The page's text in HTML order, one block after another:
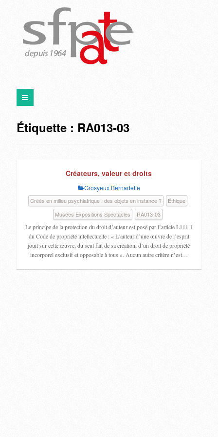
Étiquette : RA013-03
Créateurs, valeur et droits
Grosyeux Bernadette
Créés en milieu psychiatrique : des objets en instance ?
Éthique
Musées Expositions Spectacles
RA013-03
Le principe de la protection du droit d’auteur est posé par l’article L111.1
du Code de propriété intellectuelle : « L’auteur d’une œuvre de l’esprit
jouit sur cette œuvre, du seul fait de sa création, d’un droit de propriété
incorporel exclusif et opposable à tous ». Aucun autre critère n’est…